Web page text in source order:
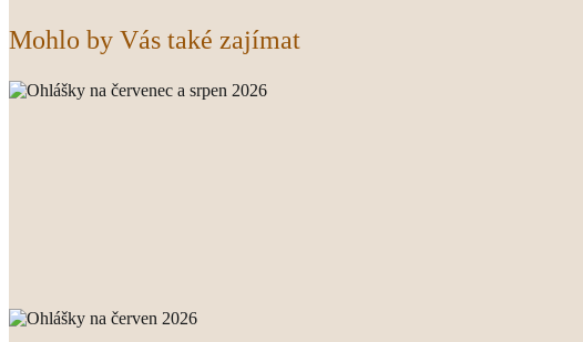
Mohlo by Vás také zajímat